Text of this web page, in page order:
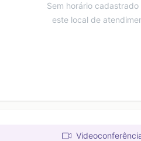
Sem horário cadastrado
este local de